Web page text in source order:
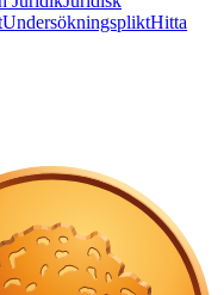
UndersökningspliktHitta